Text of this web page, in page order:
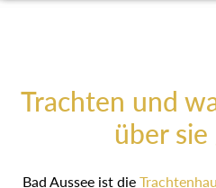
Trachten und
über
Bad Aussee ist die